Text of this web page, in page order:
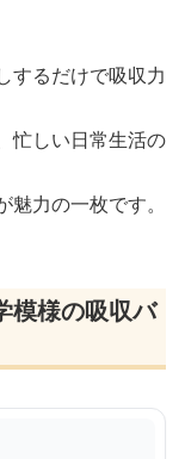
するだけで吸収力
忙しい日常生活の
力の一枚です。
模様の吸収バ